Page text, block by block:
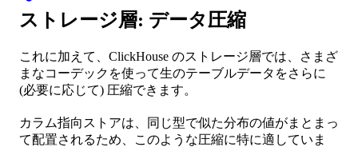
ストレージ層: データ圧縮
これに加えて、ClickHouse のストレージ層では、さまざ
まなコーデックを使って生のテーブルデータをさらに
(必要に応じて) 圧縮できます。
カラム指向ストアは、同じ型で似た分布の値がまとまっ
て配置されるため、このような圧縮に特に適していま